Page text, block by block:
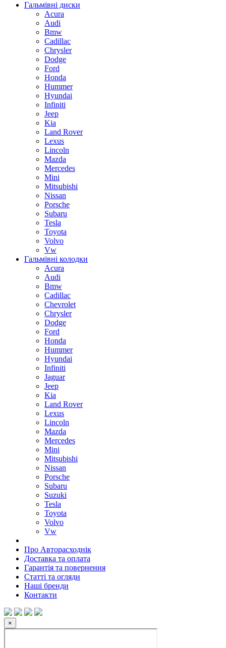
Гальмівні диски
Acura
Audi
Bmw
Cadillac
Chrysler
Dodge
Ford
Honda
Hummer
Hyundai
Infiniti
Jeep
Kia
Land Rover
Lexus
Lincoln
Mazda
Mercedes
Mini
Mitsubishi
Nissan
Porsche
Subaru
Tesla
Toyota
Volvo
Vw
Гальмівні колодки
Acura
Audi
Bmw
Cadillac
Chevrolet
Chrysler
Dodge
Ford
Honda
Hummer
Hyundai
Infiniti
Jaguar
Jeep
Kia
Land Rover
Lexus
Lincoln
Mazda
Mercedes
Mini
Mitsubishi
Nissan
Porsche
Subaru
Suzuki
Tesla
Toyota
Volvo
Vw
Про Авторасходнік
Доставка та оплата
Гарантія та повернення
Статті та огляди
Наші бренди
Контакти
×